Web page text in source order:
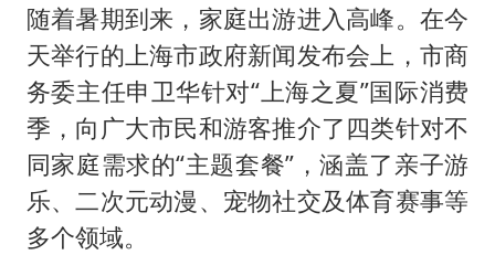
《欢迎来龙餐馆》口碑
郑丽文：台湾从来没有“独立”过
几元成本的AI广告导致千万市值蒸发
茅台部分直营店飞天茅台提价
酒店回应车内过夜被收150元
随着暑期到来，家庭出游进入高峰。在今
天举行的上海市政府新闻发布会上，市商
务委主任申卫华针对“上海之夏”国际消费
季，向广大市民和游客推介了四类针对不
同家庭需求的“主题套餐”，涵盖了亲子游
乐、二次元动漫、宠物社交及体育赛事等
多个领域。